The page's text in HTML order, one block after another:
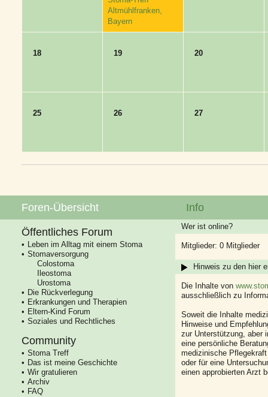
Altmühlfranken,
Bayern
18 19 20
25 26 27
Foren-Übersicht
Öffentliches Forum
Leben im Alltag mit einem Stoma
Stomaversorgung
Colostoma
Ileostoma
Urostoma
Die Rückverlegung
Erkrankungen und Therapien
Eltern-Kind Forum
Soziales und Rechtliches
Community
Stoma Treff
Das ist meine Geschichte
Wir gratulieren
Archiv
FAQ
Info
Wer ist online?
Mitglieder: 0 Mitglieder
Hinweis zu den hier
Die Inhalte von
ausschließlich zu
Soweit die Inhalte
Hinweise und
zur Unterstützung, aber
eine persönliche
medizinische
oder für eine
einen approbierten Arzt